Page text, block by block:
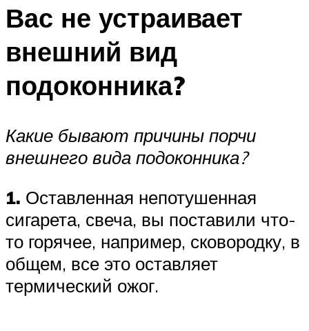
Вас не устраивает
внешний вид
подоконника?
Какие бывают причины порчи
внешнего вида подоконника?
1. Оставленная непотушенная
сигарета, свеча, вы поставили что-
то горячее, например, сковородку, в
общем, все это оставляет
термический ожог.